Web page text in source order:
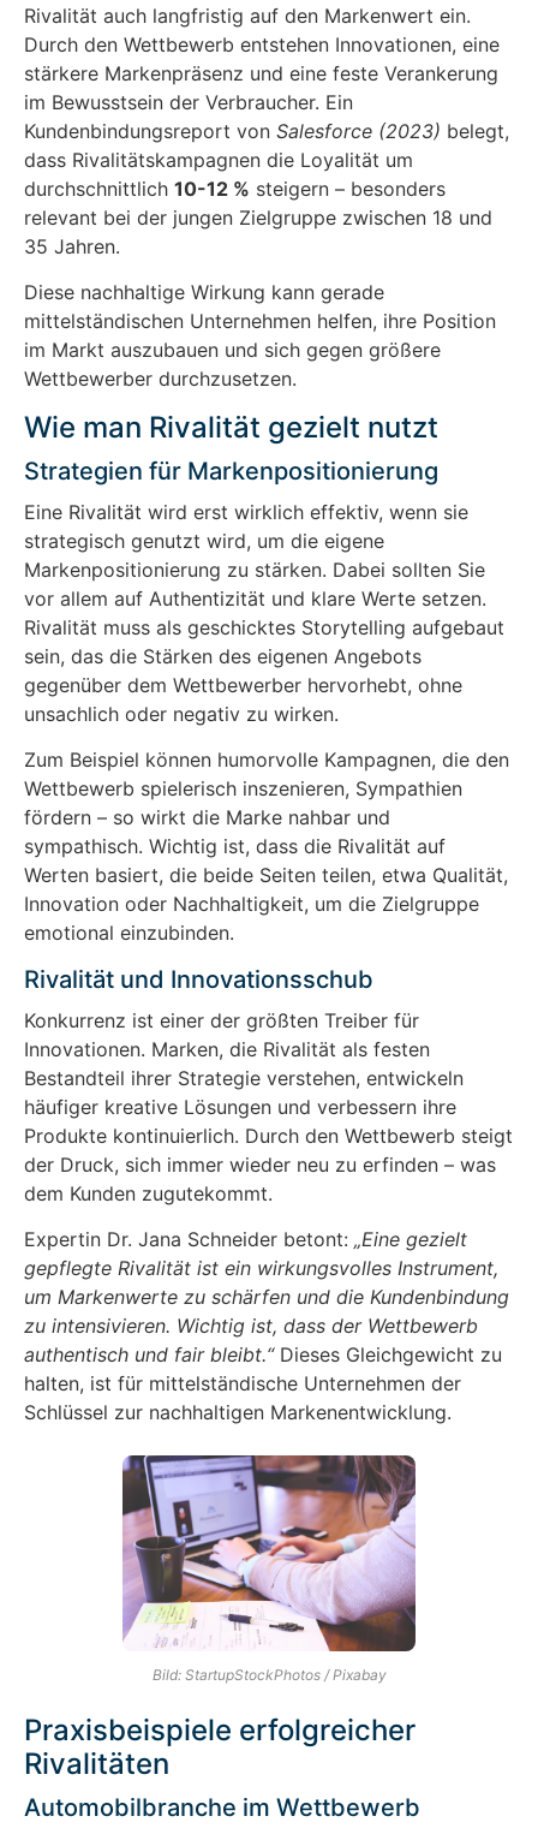
Rivalität auch langfristig auf den Markenwert ein.
Durch den Wettbewerb entstehen Innovationen, eine
stärkere Markenpräsenz und eine feste Verankerung
im Bewusstsein der Verbraucher. Ein
Kundenbindungsreport von Salesforce (2023) belegt,
dass Rivalitätskampagnen die Loyalität um
durchschnittlich 10-12 % steigern – besonders
relevant bei der jungen Zielgruppe zwischen 18 und
35 Jahren.
Diese nachhaltige Wirkung kann gerade
mittelständischen Unternehmen helfen, ihre Position
im Markt auszubauen und sich gegen größere
Wettbewerber durchzusetzen.
Wie man Rivalität gezielt nutzt
Strategien für Markenpositionierung
Eine Rivalität wird erst wirklich effektiv, wenn sie
strategisch genutzt wird, um die eigene
Markenpositionierung zu stärken. Dabei sollten Sie
vor allem auf Authentizität und klare Werte setzen.
Rivalität muss als geschicktes Storytelling aufgebaut
sein, das die Stärken des eigenen Angebots
gegenüber dem Wettbewerber hervorhebt, ohne
unsachlich oder negativ zu wirken.
Zum Beispiel können humorvolle Kampagnen, die den
Wettbewerb spielerisch inszenieren, Sympathien
fördern – so wirkt die Marke nahbar und
sympathisch. Wichtig ist, dass die Rivalität auf
Werten basiert, die beide Seiten teilen, etwa Qualität,
Innovation oder Nachhaltigkeit, um die Zielgruppe
emotional einzubinden.
Rivalität und Innovationsschub
Konkurrenz ist einer der größten Treiber für
Innovationen. Marken, die Rivalität als festen
Bestandteil ihrer Strategie verstehen, entwickeln
häufiger kreative Lösungen und verbessern ihre
Produkte kontinuierlich. Durch den Wettbewerb steigt
der Druck, sich immer wieder neu zu erfinden – was
dem Kunden zugutekommt.
Expertin Dr. Jana Schneider betont: „Eine gezielt
gepflegte Rivalität ist ein wirkungsvolles Instrument,
um Markenwerte zu schärfen und die Kundenbindung
zu intensivieren. Wichtig ist, dass der Wettbewerb
authentisch und fair bleibt.“Dieses Gleichgewicht zu
halten, ist für mittelständische Unternehmen der
Schlüssel zur nachhaltigen Markenentwicklung.
Bild: StartupStockPhotos / Pixabay
Praxisbeispiele erfolgreicher
Rivalitäten
Automobilbranche im Wettbewerb